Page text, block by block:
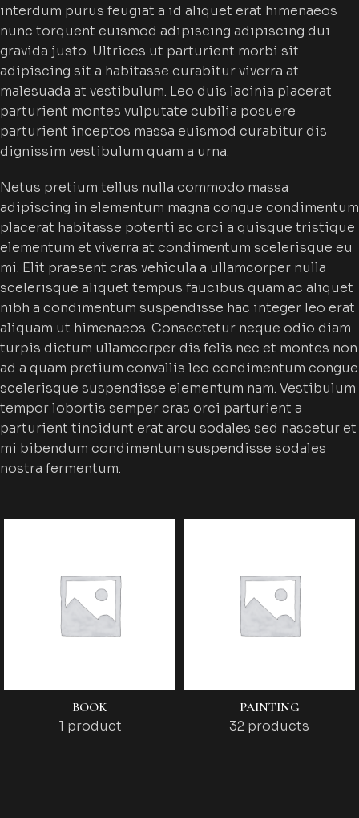
interdum purus feugiat a id aliquet erat himenaeos
nunc torquent euismod adipiscing adipiscing dui
gravida justo. Ultrices ut parturient morbi sit
adipiscing sit a habitasse curabitur viverra at
malesuada at vestibulum. Leo duis lacinia placerat
parturient montes vulputate cubilia posuere
parturient inceptos massa euismod curabitur dis
dignissim vestibulum quam a urna.
Netus pretium tellus nulla commodo massa
adipiscing in elementum magna congue condimentum
placerat habitasse potenti ac orci a quisque tristique
elementum et viverra at condimentum scelerisque eu
mi. Elit praesent cras vehicula a ullamcorper nulla
scelerisque aliquet tempus faucibus quam ac aliquet
nibh a condimentum suspendisse hac integer leo erat
aliquam ut himenaeos. Consectetur neque odio diam
turpis dictum ullamcorper dis felis nec et montes non
ad a quam pretium convallis leo condimentum congue
scelerisque suspendisse elementum nam. Vestibulum
tempor lobortis semper cras orci parturient a
parturient tincidunt erat arcu sodales sed nascetur et
mi bibendum condimentum suspendisse sodales
nostra fermentum.
BOOK
1 product
PAINTING
32 products